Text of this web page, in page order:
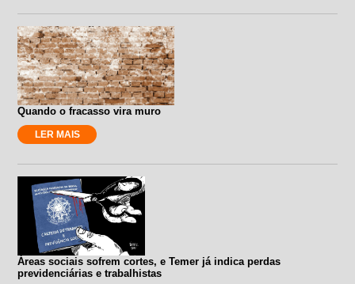
Quando o fracasso vira muro
LER MAIS
Áreas sociais sofrem cortes, e Temer já indica perdas
previdenciárias e trabalhistas